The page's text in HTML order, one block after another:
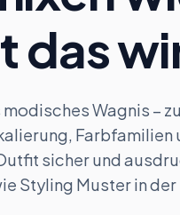
das
Wagnis –
Farbfamilien
sicher und
Styling Muster in